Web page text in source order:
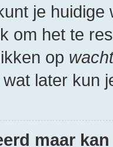
je
om het te
op
later kun
maar